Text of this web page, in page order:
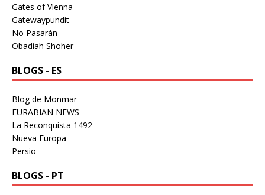
Gates of Vienna
Gatewaypundit
No Pasarán
Obadiah Shoher
BLOGS - ES
Blog de Monmar
EURABIAN NEWS
La Reconquista 1492
Nueva Europa
Persio
BLOGS - PT